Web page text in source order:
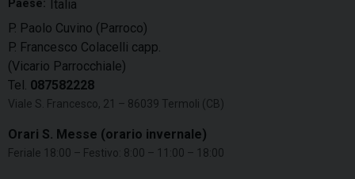
Paese:
Italia
P. Paolo Cuvino (Parroco)
P. Francesco Colacelli capp.
(Vicario Parrocchiale)
Tel. 087582228
Viale S. Francesco, 21 – 86039 Termoli (CB)
Orari S. Messe (orario invernale)
Feriale 18:00 – Festivo: 8:00 – 11:00 – 18:00